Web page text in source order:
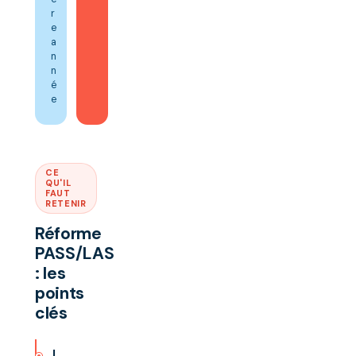
r
e
a
n
n
é
e
CE
QU'IL
FAUT
RETENIR
Réforme
PASS/LAS
: les
points
clés